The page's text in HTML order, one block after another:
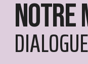
notre
DIALOGUE